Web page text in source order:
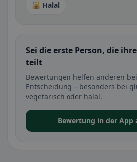
🕌 Halal
Sei die erste Person, die
teilt
Bewertungen helfen anderen
Entscheidung – besonders bei
vegetarisch oder halal.
Bewertung in der App